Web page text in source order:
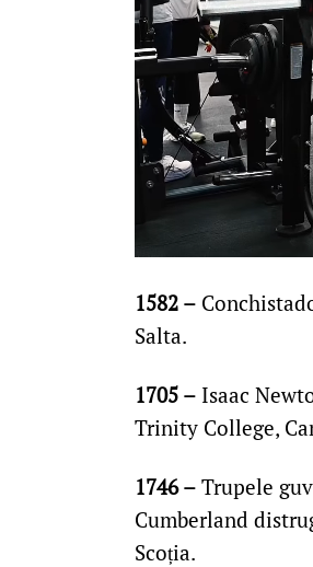
1582 –
Salta.
1705 – Isaac
Trinity College,
1746 – Trupele
Cumberland
Scoția.